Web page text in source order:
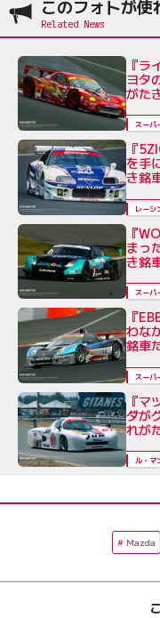
このフォトが使
『
ヨタ
がた
スーパ
『
を手
き銘
レーシ
『
まっ
き銘
スーパ
『
わな
銘車
スーパ
『
ダが
れが
ル・マ
Mazda